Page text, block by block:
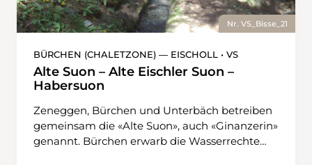
Nr. VS_Bisse_21
BÜRCHEN (CHALETZONE) — EISCHOLL • VS
Alte Suon – Alte Eischler Suon –
Habersuon
Zeneggen, Bürchen und Unterbäch betreiben
gemeinsam die «Alte Suon», auch «Ginanzerin»
genannt. Bürchen erwarb die Wasserrechte